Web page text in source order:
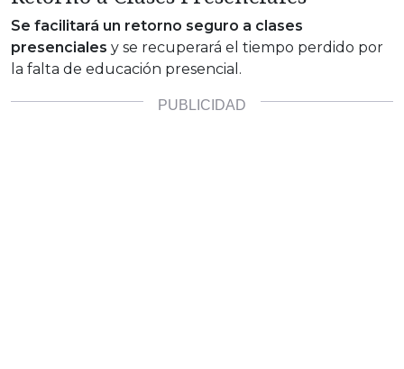
Se facilitará un retorno seguro a clases
presenciales y se recuperará el tiempo perdido por
la falta de educación presencial.